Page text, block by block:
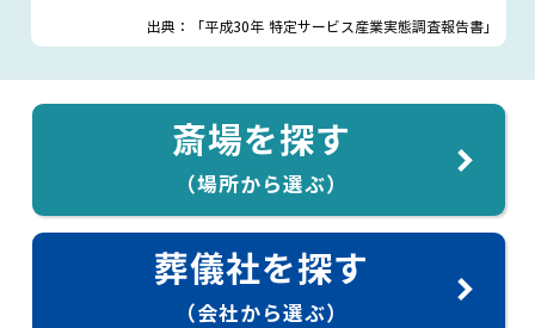
出典：「平成30年 特定サービス産業実態調査報告書」
斎場を探す
（場所から選ぶ）
葬儀社を探す
（会社から選ぶ）